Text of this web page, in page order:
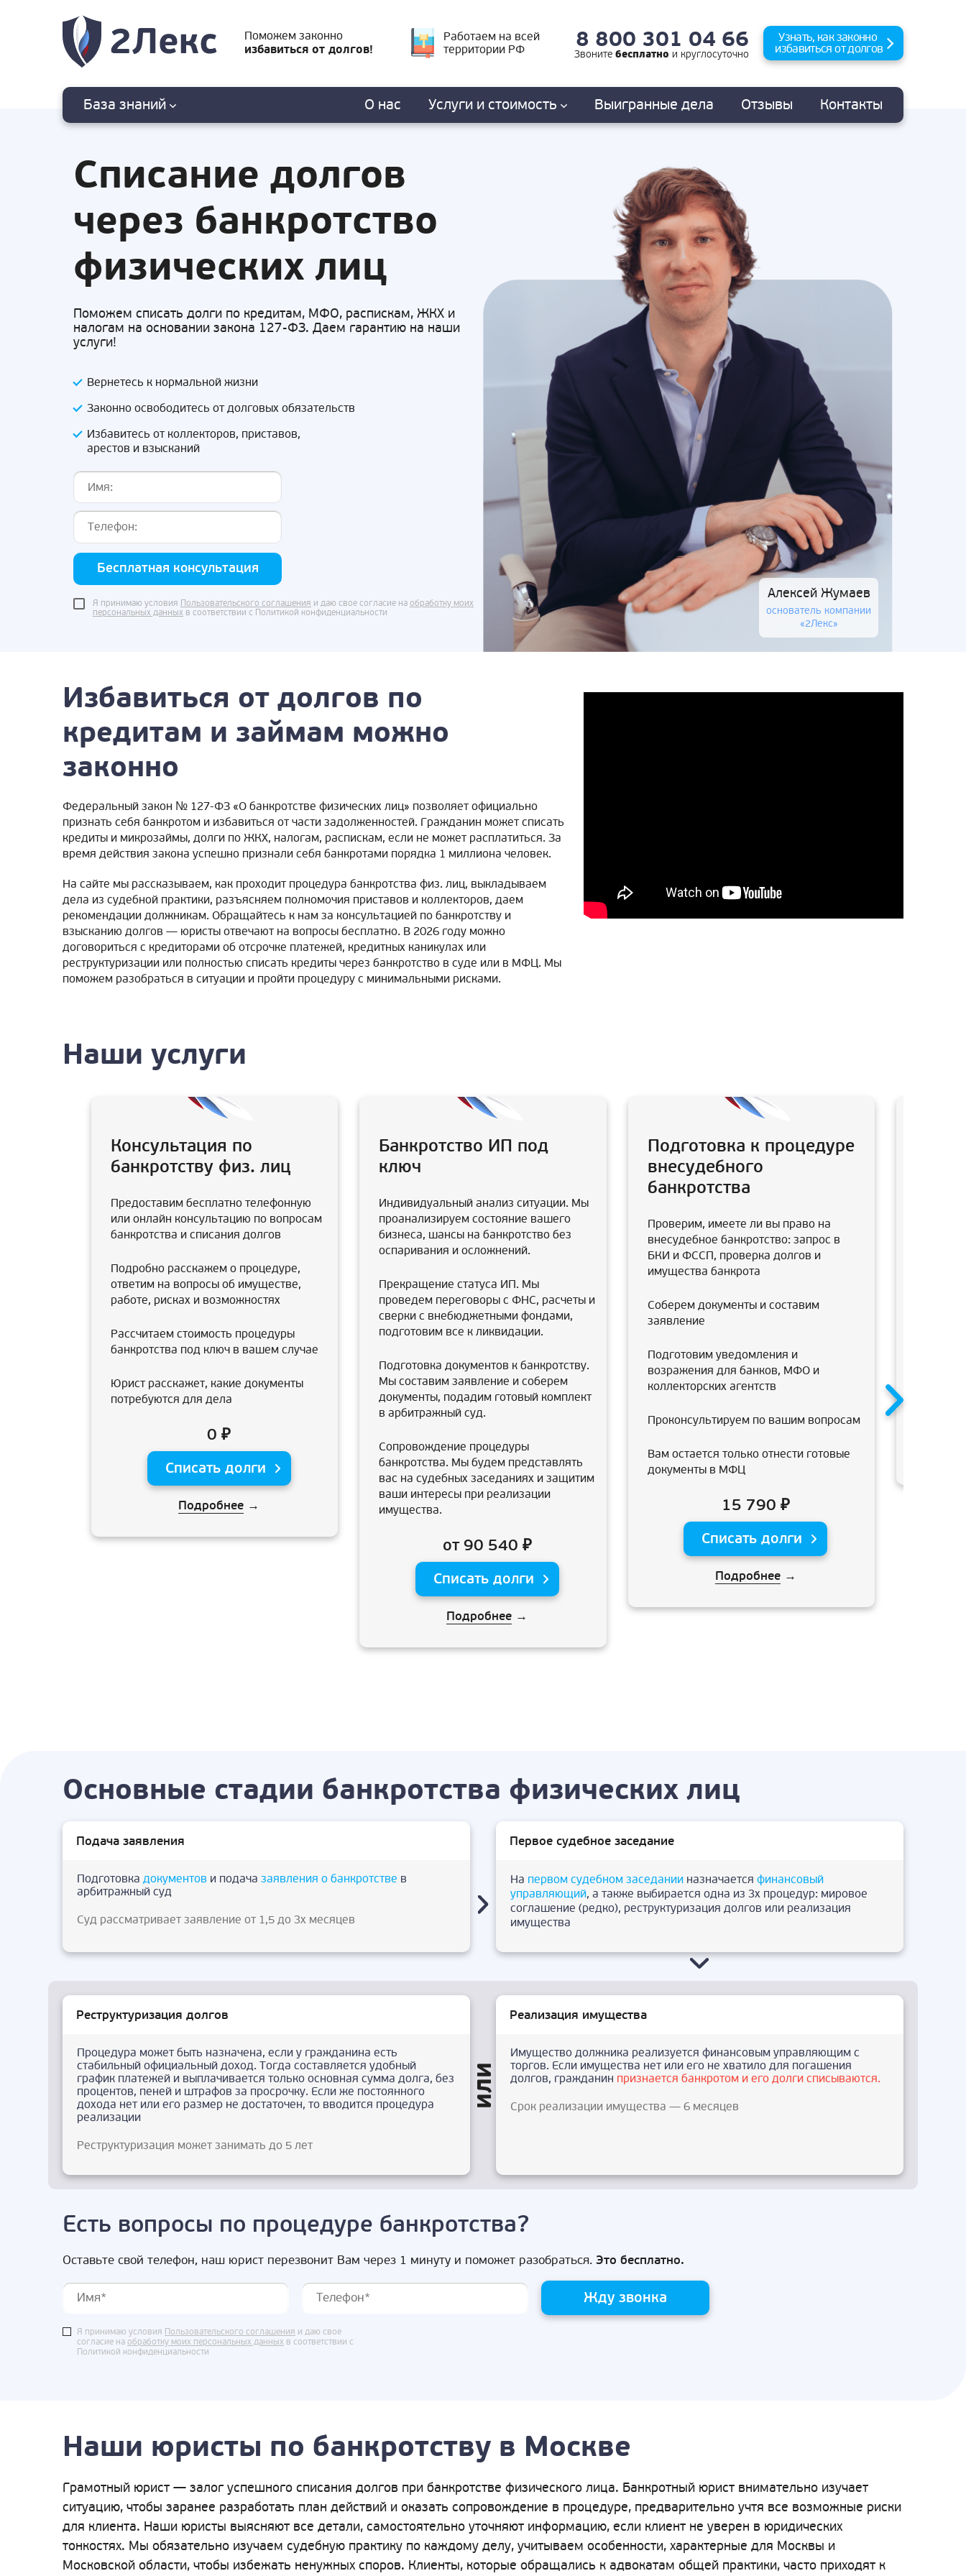
Поможем законно
избавиться от долгов!
Работаем на всей
территории РФ
8 800 301 04 66
Звонитебесплатно икруглосуточно
Узнать, как законно
избавиться от долгов
База знаний О нас Услуги и стоимость Выигранные дела Отзывы Контакты
Списание долгов
через банкротство
физических лиц
Поможем списать долги по кредитам, МФО, распискам, ЖКХ и
налогам на основании закона 127-ФЗ. Даем гарантию на наши
услуги!
Вернетесь к нормальной жизни
Законно освободитесь от долговых обязательств
Избавитесь от коллекторов, приставов,
арестов и взысканий
Бесплатная консультация
Я принимаю условия Пользовательского соглашения и даю свое согласие на обработку моих
персональных данных в соответствии с Политикой конфиденциальности
Алексей Жумаев
основатель компании
«2Лекс»
Избавиться от долгов по
кредитам и займам можно
законно
Федеральный закон № 127-ФЗ «О банкротстве физических лиц» позволяет официально
признать себя банкротом и избавиться от части задолженностей. Гражданин может списать
кредиты и микрозаймы, долги по ЖКХ, налогам, распискам, если не может расплатиться. За
время действия закона успешно признали себя банкротами порядка 1 миллиона человек.
На сайте мы рассказываем, как проходит процедура банкротства физ. лиц, выкладываем
дела из судебной практики, разъясняем полномочия приставов и коллекторов, даем
рекомендации должникам. Обращайтесь к нам за консультацией по банкротству и
взысканию долгов — юристы отвечают на вопросы бесплатно. В 2026 году можно
договориться с кредиторами об отсрочке платежей, кредитных каникулах или
реструктуризации или полностью списать кредиты через банкротство в суде или в МФЦ. Мы
поможем разобраться в ситуации и пройти процедуру с минимальными рисками.
Наши услуги
Консультация по
банкротству физ. лиц
Предоставим бесплатно телефонную
или онлайн консультацию по вопросам
банкротства и списания долгов
Подробно расскажем о процедуре,
ответим на вопросы об имуществе,
работе, рисках и возможностях
Рассчитаем стоимость процедуры
банкротства под ключ в вашем случае
Юрист расскажет, какие документы
потребуются для дела
0 ₽
Списать долги
Подробнее →
Банкротство ИП под
ключ
Индивидуальный анализ ситуации. Мы
проанализируем состояние вашего
бизнеса, шансы на банкротство без
оспаривания и осложнений.
Прекращение статуса ИП. Мы
проведем переговоры с ФНС, расчеты и
сверки с внебюджетными фондами,
подготовим все к ликвидации.
Подготовка документов к банкротству.
Мы составим заявление и соберем
документы, подадим готовый комплект
в арбитражный суд.
Сопровождение процедуры
банкротства. Мы будем представлять
вас на судебных заседаниях и защитим
ваши интересы при реализации
имущества.
от 90 540 ₽
Списать долги
Подробнее →
Подготовка к процедуре
внесудебного
банкротства
Проверим, имеете ли вы право на
внесудебное банкротство: запрос в
БКИ и ФССП, проверка долгов и
имущества банкрота
Соберем документы и составим
заявление
Подготовим уведомления и
возражения для банков, МФО и
коллекторских агентств
Проконсультируем по вашим вопросам
Вам остается только отнести готовые
документы в МФЦ
15 790 ₽
Списать долги
Подробнее→
Основные стадии банкротства физических лиц
Подача заявления
Подготовка документов и подача заявления о банкротстве в
арбитражный суд
Суд рассматривает заявление от 1,5 до 3х месяцев
Первое судебное заседание
На первом судебном заседанииназначается финансовый
управляющий, а также выбирается одна из 3х процедур: мировое
соглашение (редко), реструктуризация долгов или реализация
имущества
Реструктуризация долгов
Процедура может быть назначена, если у гражданина есть
стабильный официальный доход. Тогда составляется удобный
график платежей и выплачивается только основная сумма долга, без
процентов, пеней и штрафов за просрочку. Если же постоянного
дохода нет или его размер не достаточен, то вводится процедура
реализации
Реструктуризация может занимать до 5 лет
Реализация имущества
Имущество должника реализуется финансовым управляющим с
торгов. Если имущества нет или его не хватило для погашения
долгов, гражданин признается банкротом и его долги списываются.
Срок реализации имущества — 6 месяцев
Есть вопросы по процедуре банкротства?
Оставьте свой телефон, наш юрист перезвонит Вам через 1 минуту и поможет разобраться. Это бесплатно.
Жду звонка
Я принимаю условия Пользовательского соглашения и даю свое
согласие на обработку моих персональных данных в соответствии с
Политикой конфиденциальности
Наши юристы по банкротству в Москве
Грамотный юрист — залог успешного списания долгов при банкротстве физического лица. Банкротный юрист внимательно изучает
ситуацию, чтобы заранее разработать план действий и оказать сопровождение в процедуре, предварительно учтя все возможные риски
для клиента. Наши юристы выясняют все детали, самостоятельно уточняют информацию, если клиент не уверен в юридических
тонкостях. Мы обязательно изучаем судебную практику по каждому делу, учитываем особенности, характерные для Москвы и
Московской области, чтобы избежать ненужных споров. Клиенты, которые обращались к адвокатам общей практики, часто приходят к